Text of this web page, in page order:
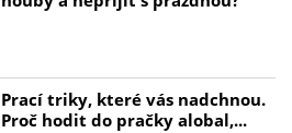
Prací triky, které vás nadchnou.
Proč hodit do pračky alobal,...